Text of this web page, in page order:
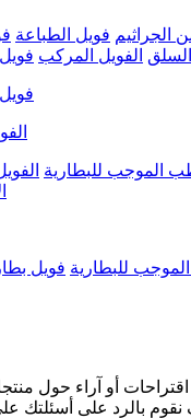
الجراثيم فويل الطباعة
السلق الفويل المركب
الموجب للبطارية
للبطارية فويل
اقتراحات أو آراء حول